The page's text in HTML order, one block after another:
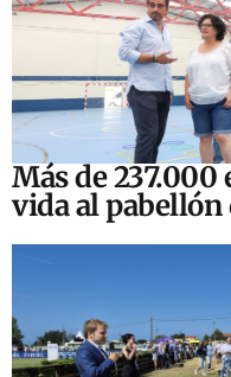
Más de
vida al pabellón